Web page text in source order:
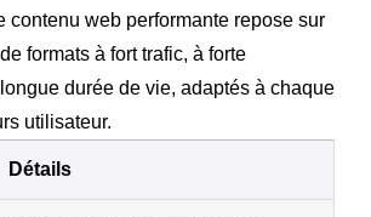
contenu web performante repose sur
formats à fort trafic, à forte
durée de vie, adaptés à chaque
utilisateur.
Détails